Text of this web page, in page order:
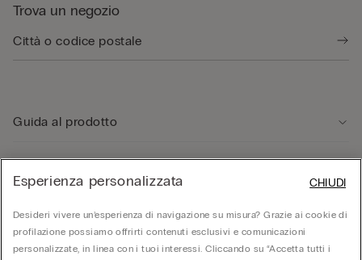
Trova un negozio
Guida al prodotto
Area Legale
Esperienza personalizzata
Desideri vivere un’esperienza di navigazione su misura? Grazie ai cookie di
profilazione possiamo offrirti contenuti esclusivi e comunicazioni
personalizzate, in linea con i tuoi interessi. Cliccando su “Accetta tutti i
CHIUDI